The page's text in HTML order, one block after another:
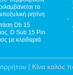
το
ρητίνη
Db 15
D Sub 15 Pin
με κλειδαριά
| Κίνα καλός